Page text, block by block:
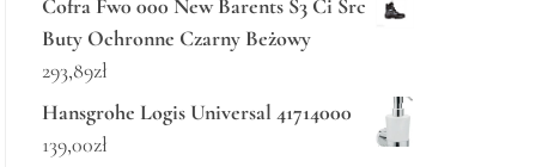
Cofra Fw0 000 New Barents S3 Ci Src
Buty Ochronne Czarny Beżowy
293,89zł
Hansgrohe Logis Universal 41714000
139,00zł